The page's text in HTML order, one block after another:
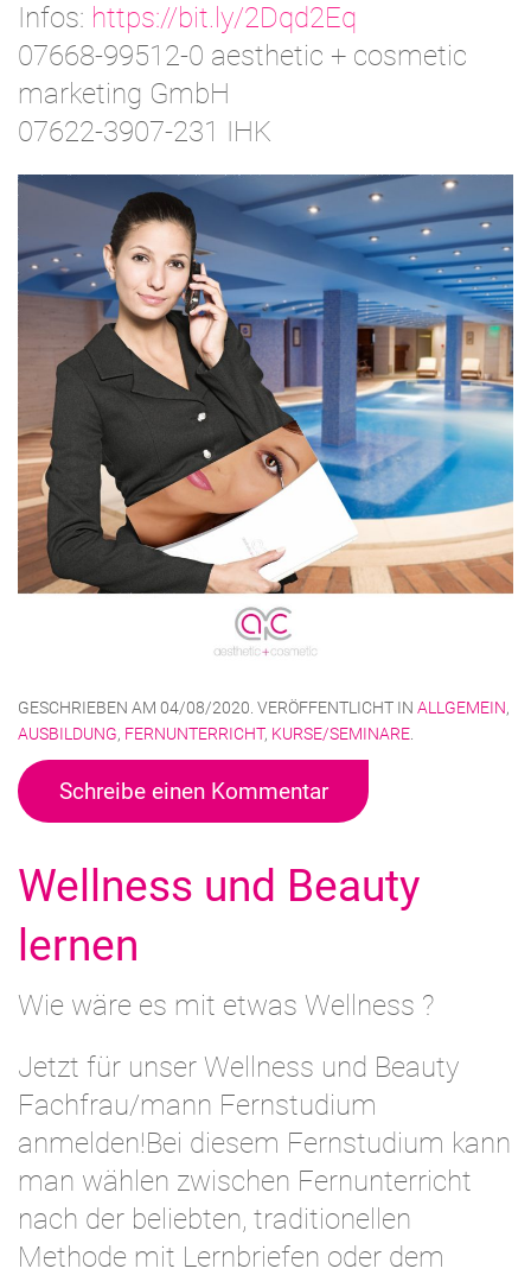
Infos: https://bit.ly/2Dqd2Eq
07668-99512-0 aesthetic + cosmetic
marketing GmbH
07622-3907-231 IHK
GESCHRIEBEN AM 04/08/2020 . VERÖFFENTLICHT IN ALLGEMEIN,
AUSBILDUNG, FERNUNTERRICHT, KURSE/SEMINARE
Schreibe einen Kommentar
Wellness und Beauty
lernen
Wie wäre es mit etwas Wellness ?
Jetzt für unser Wellness und Beauty
Fachfrau/mann Fernstudium
anmelden!Bei diesem Fernstudium kann
man wählen zwischen Fernunterricht
nach der beliebten, traditionellen
Methode mit Lernbriefen oder dem